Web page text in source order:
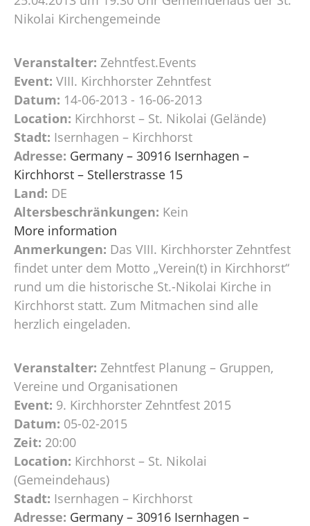
Nikolai Kirchengemeinde
Veranstalter: Zehntfest.Events
Event: VIII. Kirchhorster Zehntfest
Datum: 14-06-2013 - 16-06-2013
Location: Kirchhorst – St. Nikolai (Gelände)
Stadt: Isernhagen – Kirchhorst
Adresse: Germany – 30916 Isernhagen –
Kirchhorst – Stellerstrasse 15
Land: DE
Altersbeschränkungen: Kein
More information
Anmerkungen: Das VIII. Kirchhorster Zehntfest
findet unter dem Motto „Verein(t) in Kirchhorst“
rund um die historische St.-Nikolai Kirche in
Kirchhorst statt. Zum Mitmachen sind alle
herzlich eingeladen.
Veranstalter: Zehntfest Planung – Gruppen,
Vereine und Organisationen
Event: 9. Kirchhorster Zehntfest 2015
Datum: 05-02-2015
Zeit: 20:00
Location: Kirchhorst – St. Nikolai
(Gemeindehaus)
Stadt: Isernhagen – Kirchhorst
Adresse: Germany – 30916 Isernhagen –